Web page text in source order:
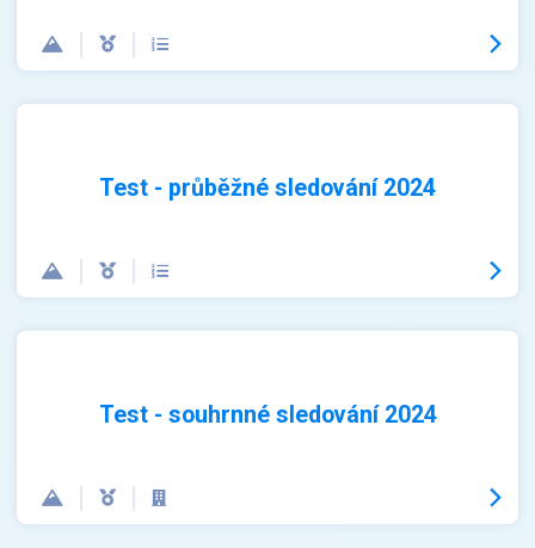
Test - průběžné sledování 2024
Test - souhrnné sledování 2024